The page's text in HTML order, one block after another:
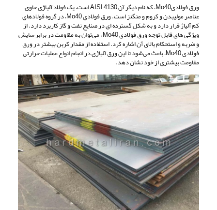
ورق فولادیMo40، که نام دیگر آن 4130 AISI است، یک فولاد آلیاژی حاوی
عناصر مولیبدن و کروم و منگنز است. ورق فولادی Mo40، در گروه فولادهای
کم آلیاژ قرار دارد و به شکل گسترده‌ ای در صنایع نفت و گاز کاربرد دارد. از
ویژگی های قابل توجه ورق فولادی Mo40 ، می‌توان به مقاومت در برابر سایش
و ضربه و استحکام بالای آن اشاره کرد. استفاده از مقدار کربن بیشتر در ورق
فولادی Mo40، باعث می‌شود تا این ورق آلیاژی در انجام انواع عملیات حرارتی
مقاومت بیشتری از خود نشان دهد.